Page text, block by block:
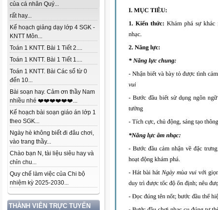
của cá nhân Quý...
rất hay...
Kế hoạch giảng dạy lớp 4 SGK -
KNTT Môn...
Toán 1 KNTT. Bài 1 Tiết 2....
Toán 1 KNTT. Bài 1 Tiết 1....
Toán 1 KNTT. Bài Các số từ 0
đến 10...
Bài soạn hay. Cảm ơn thầy Nam
nhiều nhé ❤️❤️❤️❤️❤️❤️...
Kế hoạch bài soạn giáo án lớp 1
theo SGK...
Ngày hè không biết đi đâu chơi,
vào trang thầy...
Chào bạn N, tài liệu siêu hay và
chỉn chu...
Quy chế làm việc của Chi bộ
nhiệm kỳ 2025-2030...
THÀNH VIÊN TRỰC TUYẾN